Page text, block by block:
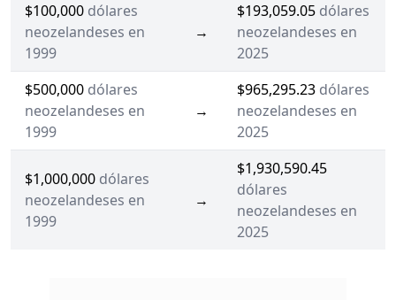
$100,000 dólares
neozelandeses en
1999
→
$193,059.05 dólares
neozelandeses en
2025
$500,000 dólares
neozelandeses en
1999
→
$965,295.23 dólares
neozelandeses en
2025
$1,000,000 dólares
neozelandeses en
1999
→
$1,930,590.45
dólares
neozelandeses en
2025